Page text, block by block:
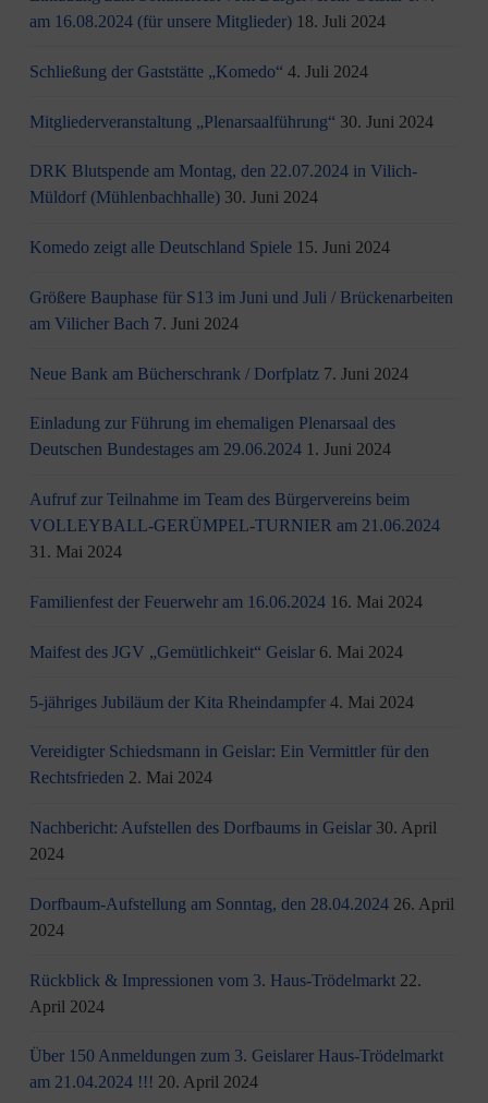
am 16.08.2024 (für unsere Mitglieder) 18. Juli 2024
Schließung der Gaststätte „Komedo“ 4. Juli 2024
Mitgliederveranstaltung „Plenarsaalführung“ 30. Juni 2024
DRK Blutspende am Montag, den 22.07.2024 in Vilich-
Müldorf (Mühlenbachhalle) 30. Juni 2024
Komedo zeigt alle Deutschland Spiele 15. Juni 2024
Größere Bauphase für S13 im Juni und Juli / Brü­cken­ar­bei­ten
am Vi­li­cher Bach 7. Juni 2024
Neue Bank am Bücherschrank / Dorfplatz 7. Juni 2024
Einladung zur Führung im ehemaligen Plenarsaal des
Deutschen Bundestages am 29.06.2024 1. Juni 2024
Aufruf zur Teilnahme im Team des Bürgervereins beim
VOLLEYBALL-GERÜMPEL-TURNIER am 21.06.2024
31. Mai 2024
Familienfest der Feuerwehr am 16.06.2024 16. Mai 2024
Maifest des JGV „Gemütlichkeit“ Geislar 6. Mai 2024
5-jähriges Jubiläum der Kita Rheindampfer 4. Mai 2024
Vereidigter Schiedsmann in Geislar: Ein Vermittler für den
Rechtsfrieden 2. Mai 2024
Nachbericht: Aufstellen des Dorfbaums in Geislar 30. April
2024
Dorfbaum-Aufstellung am Sonntag, den 28.04.2024 26. April
2024
Rückblick & Impressionen vom 3. Haus-Trödelmarkt 22.
April 2024
Über 150 Anmeldungen zum 3. Geislarer Haus-Trödelmarkt
am 21.04.2024 !!! 20. April 2024